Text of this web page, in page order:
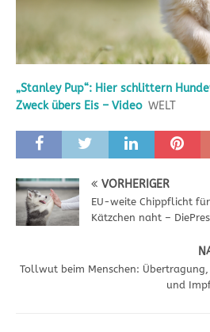
„Stanley Pup“: Hier schlittern
Zweck übers Eis – Video WELT
VORHERIGER
EU-weite Chippflicht
Kätzchen naht –
Tollwut beim Menschen:
und